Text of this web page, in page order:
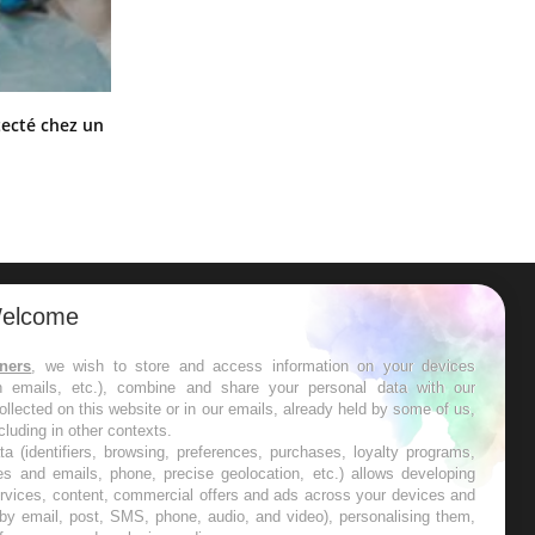
chez un
les semaines les meilleures
, we wish to store and access information on your devices
emails, etc.), combine and share your personal data with our
on this website or in our emails, already held by some of us,
in other contexts.
(identifiers, browsing, preferences, purchases, loyalty programs,
and emails, phone, precise geolocation, etc.) allows developing
content, commercial offers and ads across your devices and
email, post, SMS, phone, audio, and video), personalising them,